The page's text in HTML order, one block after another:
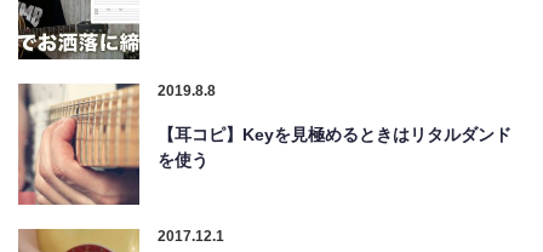
2019.8.8
【耳コピ】Keyを見極めるときはリタルダンド
を使う
2017.12.1